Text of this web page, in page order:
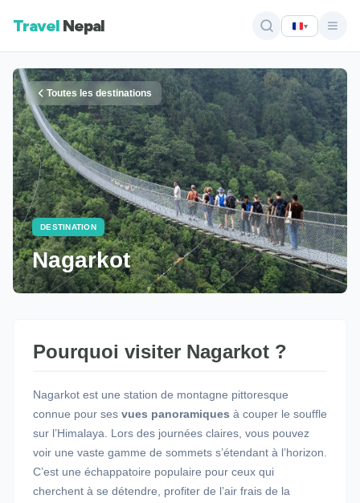
Travel Nepal ▾
Toutes les destinations
DESTINATION
Nagarkot
Pourquoi visiter Nagarkot ?
Nagarkot est une station de montagne pittoresque
connue pour ses vues panoramiques à couper le souffle
sur l’Himalaya. Lors des journées claires, vous pouvez
voir une vaste gamme de sommets s’étendant à l’horizon.
C’est une échappatoire populaire pour ceux qui
cherchent à se détendre, profiter de l’air frais de la